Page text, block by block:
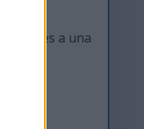
a una